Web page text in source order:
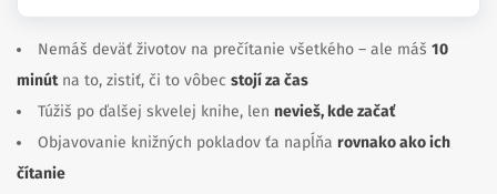
Nemáš deväť životov na prečítanie všetkého – ale máš 10
minútna to, zistiť, či to vôbec stojí za čas
Túžiš po ďalšej skvelej knihe, len nevieš, kde začať
Objavovanie knižných pokladov ťa napĺňa rovnako ako ich
čítanie